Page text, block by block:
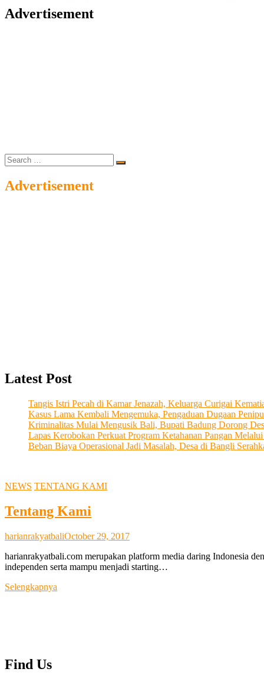
Advertisement
Search
…
Advertisement
Latest Post
Tangis Istri Pecah di Kamar Jenazah, Keluarga Curigai
Kasus Lama Kembali Mengemuka, Pengaduan Dugaan
Kriminalitas Mulai Mengusik Bali, Bupati Badung Dorong
Lapas Kerobokan Perkuat Program Ketahanan Pangan
Beban Biaya Operasional Jadi Masalah, Desa di Bangli
NEWS TENTANG KAMI
Tentang Kami
harianrakyatbaliOctober 29, 2017
harianrakyatbali.com merupakan platform media daring Indonesia
independen serta mampu menjadi starting…
Selengkapnya
Find Us